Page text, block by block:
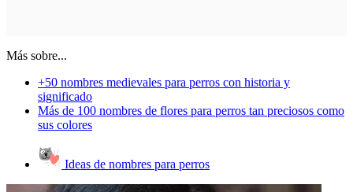
Más sobre...
+50 nombres medievales para perros con historia y
significado
Más de 100 nombres de flores para perros tan preciosos como
sus colores
Ideas de nombres para perros